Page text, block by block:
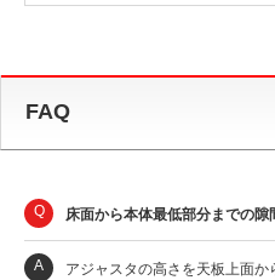
FAQ
Q 床面から本体最低部分までの隙
A
アジャスタの高さを天板上面